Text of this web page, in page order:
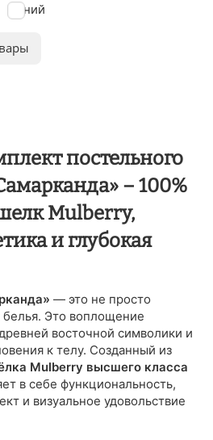
Синий
постельного
– 100%
Mulberry,
и глубокая
— это не просто
белья. Это воплощение
восточной символики и
к телу. Созданный из
Mulberry высшего класса
в себе функциональность,
и визуальное удовольствие